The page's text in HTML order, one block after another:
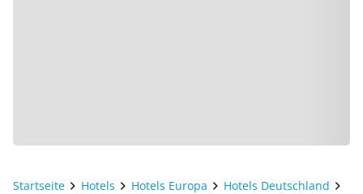
Startseite Hotels Hotels Europa
Hotels Deutschland